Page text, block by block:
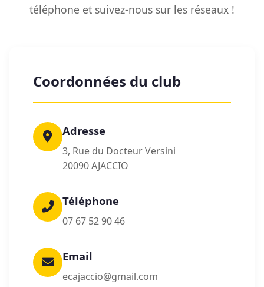
téléphone et suivez-nous sur les réseaux !
Coordonnées du club
Adresse
3, Rue du Docteur Versini
20090 AJACCIO
Téléphone
07 67 52 90 46
Email
ecajaccio@gmail.com